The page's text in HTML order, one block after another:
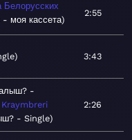
Белорусских
- моя кассета
2:55
3:43
- Single
2:26